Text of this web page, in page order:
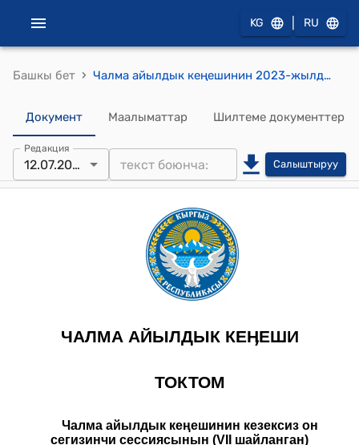
KG RU
Башкы бет › Чалма айылдык кеңешинин 2023-жылдын 12-июлу № 18/2 "Чалма айыл аймагынын Жергиликтүү жамааттарынын Типтүү уставын бекитүү жөнүндө" токтому
Документ Маалыматтар Шилтеме документтер
Редакция
12.07.2023 Салыштыруу